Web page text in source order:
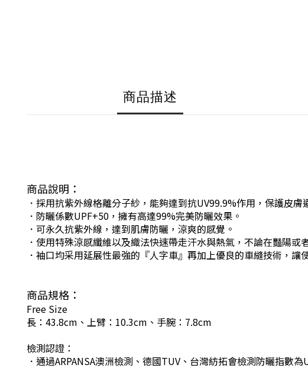
商品描述
商品說明：
．採用抗紫外線格離分子紗，能夠達到抗UV99.9%作用，保護皮膚
．防曬係數UPF+50，擁有高達99%完美防曬效果。
．可永久抗紫外線，達到肌膚防曬，涼爽的感覺。
．使用特殊涼感纖維以及織法快速帶走汗水與熱氣，不論在豔陽或
．袖口均采用延展性最強的『人字車』再加上優良的車縫技術，
商品規格：
Free Size
長：43.8cm、上臂：10.3cm、手腕：7.8cm
檢測認證：
．通過ARPANSA澳洲檢測、德國TUV、台灣紡拓會檢測防曬指數